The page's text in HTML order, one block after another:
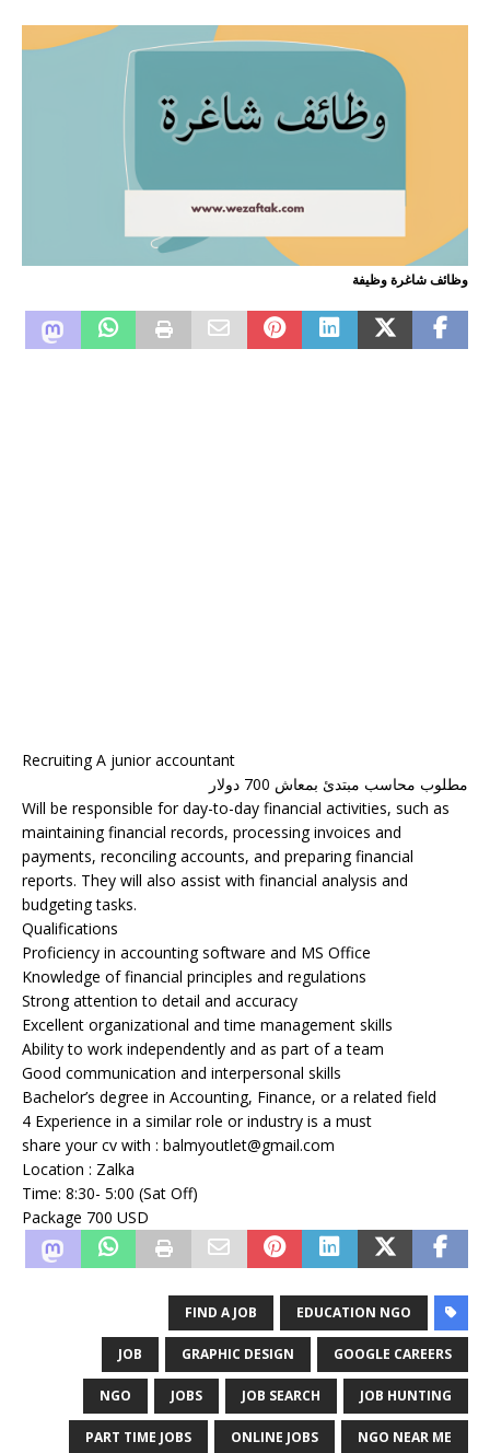
وظائف شاغرة وظيفة
Recruiting A junior accountant
مطلوب محاسب مبتدئ بمعاش 700 دولار
Will be responsible for day-to-day financial activities, such as
maintaining financial records, processing invoices and
payments, reconciling accounts, and preparing financial
reports. They will also assist with financial analysis and
budgeting tasks.
Qualifications
Proficiency in accounting software and MS Office
Knowledge of financial principles and regulations
Strong attention to detail and accuracy
Excellent organizational and time management skills
Ability to work independently and as part of a team
Good communication and interpersonal skills
Bachelor’s degree in Accounting, Finance, or a related field
4 Experience in a similar role or industry is a must
share your cv with : balmyoutlet@gmail.com
Location : Zalka
Time: 8:30- 5:00 (Sat Off)
Package 700 USD
EDUCATION NGO
FIND A JOB
GOOGLE CAREERS
GRAPHIC DESIGN
JOB
JOB HUNTING
JOB SEARCH
JOBS
NGO
NGO NEAR ME
ONLINE JOBS
PART TIME JOBS